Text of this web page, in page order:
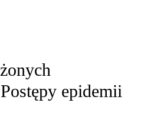
epidemii